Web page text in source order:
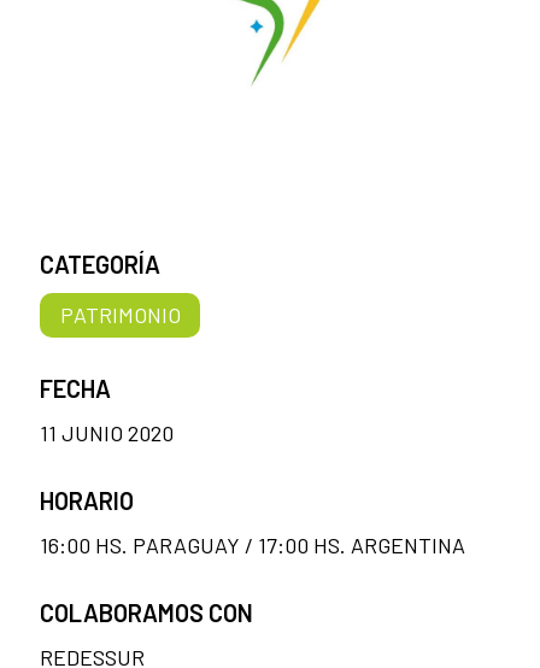
CATEGORÍA
PATRIMONIO
FECHA
11 JUNIO 2020
HORARIO
16:00 HS. PARAGUAY / 17:00 HS. ARGENTINA
COLABORAMOS CON
REDESSUR